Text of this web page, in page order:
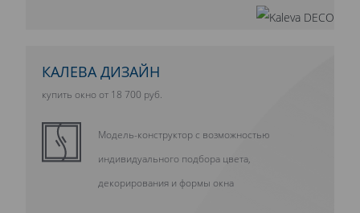
КАЛЕВА ДИЗАЙН
купить окно от 18 700 руб.
Модель-конструктор с возможностью
индивидуального подбора цвета,
декорирования и формы окна